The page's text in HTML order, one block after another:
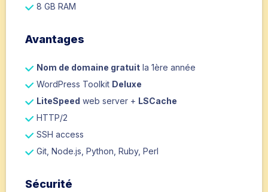
8 GB RAM
Avantages
Nom de domaine gratuit la 1ère année
WordPress Toolkit Deluxe
LiteSpeed web server + LSCache
HTTP/2
SSH access
Git, Node.js, Python, Ruby, Perl
Sécurité